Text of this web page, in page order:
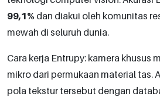
99,1% dan diakui oleh komunitas
mewah di seluruh dunia.
Cara kerja Entrupy: kamera khusus
mikro dari permukaan material tas.
pola tekstur tersebut dengan